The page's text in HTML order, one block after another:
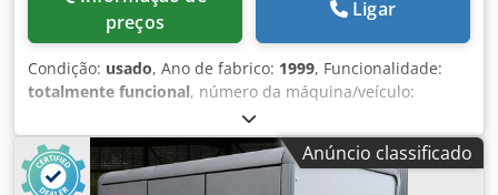
preços
Ligar
Condição: usado, Ano de fabrico: 1999, Funcionalidade:
totalmente funcional, número da máquina/veículo:
37 kW (50,31 cv)
funcionamento:7 barra, Equipamento:Placa de
identificação disponível, compressor, sistema de ar
comprimido, O compressor lubrificado Atlas Copco GA37 é
Anúncio classificado